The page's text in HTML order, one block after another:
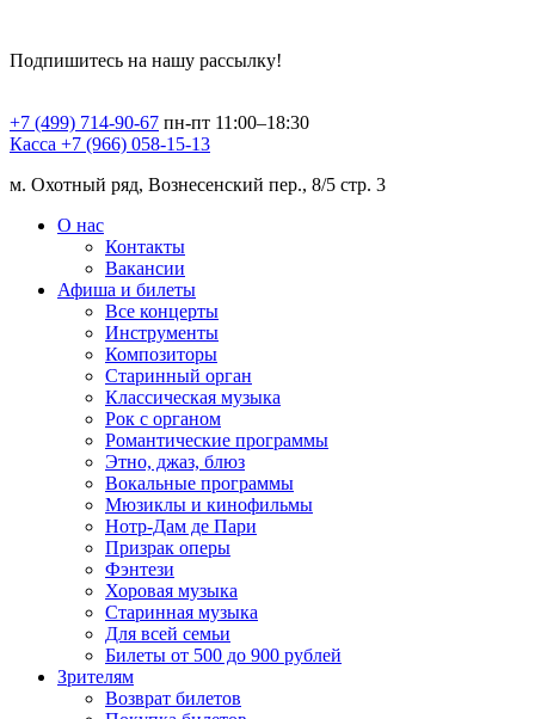
Подпишитесь на нашу рассылку!
+7 (499) 714-90-67 пн-пт 11:00–18:30
Касса +7 (966) 058-15-13
м. Охотный ряд, Вознесенский пер., 8/5 стр. 3
О нас
Контакты
Вакансии
Афиша и билеты
Все концерты
Инструменты
Композиторы
Старинный орган
Классическая музыка
Рок с органом
Романтические программы
Этно, джаз, блюз
Вокальные программы
Мюзиклы и кинофильмы
Нотр-Дам де Пари
Призрак оперы
Фэнтези
Хоровая музыка
Старинная музыка
Для всей семьи
Билеты от 500 до 900 рублей
Зрителям
Возврат билетов